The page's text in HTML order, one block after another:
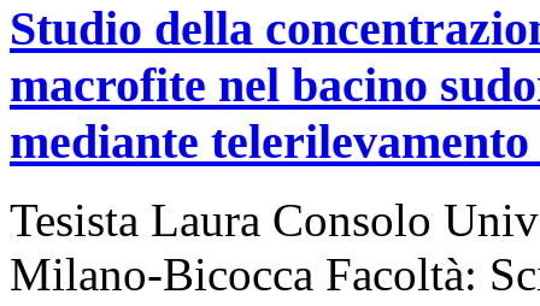
Studio della
macrofite nel bacino
mediante
Tesista Laura Consolo
Milano-Bicocca Facoltà: